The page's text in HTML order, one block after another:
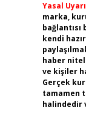
Yasal
marka,
kendi
haber
ve kişiler
Gerçek
tamamen
halindedir